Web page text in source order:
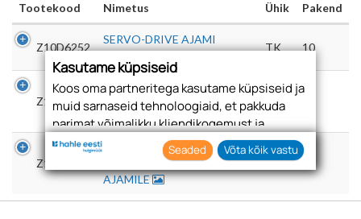
Tootekood Nimetus Ühik Pakend
Z10D6252
SERVO-DRIVE AJAMI
ADAPTER LAEKINNITUS
TK 10
Z10D7101
SERVO-DRIVE
PÕHJAKINNITUS 1-LE
AJAMILE
TK
Z10D7201
SERVO-DRIVE
PÕHJAKINNITUS 2-LE
AJAMILE
TK
Kasutame küpsiseid
Koos oma partneritega kasutame küpsiseid ja
muid sarnaseid tehnoloogiaid, et pakkuda
parimat võimalikku kliendikogemust ja
asjakohast reklaami.
Nõustudes lubate oma teabe kogumiseks ja
kasutamiseks kasutada küpsiseid ja
tehnoloogiaid. Samuti saate oma nõusoleku
Seaded Võta kõik vastu